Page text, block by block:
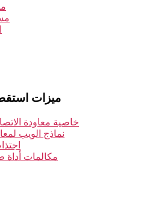
ميزات
خاصية معاودة
نماذج الويب
مكالمات أداة